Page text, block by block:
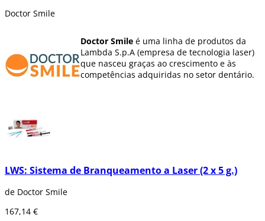
Doctor Smile
Doctor Smile é uma linha de produtos da
Lambda S.p.A (empresa de tecnologia laser)
que nasceu graças ao crescimento e às
competências adquiridas no setor dentário.
LWS: Sistema de Branqueamento a Laser (2 x 5 g.)
de Doctor Smile
167,14 €